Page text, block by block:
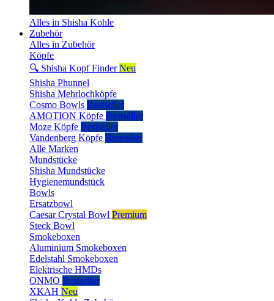
Alles in Shisha Kohle
Zubehör
Alles in Zubehör
Köpfe
🔍 Shisha Kopf Finder Neu
Shisha Phunnel
Shisha Mehrlochköpfe
Cosmo Bowls Bestseller
AMOTION Köpfe Bestseller
Moze Köpfe Bestseller
Vandenberg Köpfe Bestseller
Alle Marken
Mundstücke
Shisha Mundstücke
Hygienemundstück
Bowls
Ersatzbowl
Caesar Crystal Bowl Premium
Steck Bowl
Smokeboxen
Aluminium Smokeboxen
Edelstahl Smokeboxen
Elektrische HMDs
ONMO Bestseller
XKAH Neu